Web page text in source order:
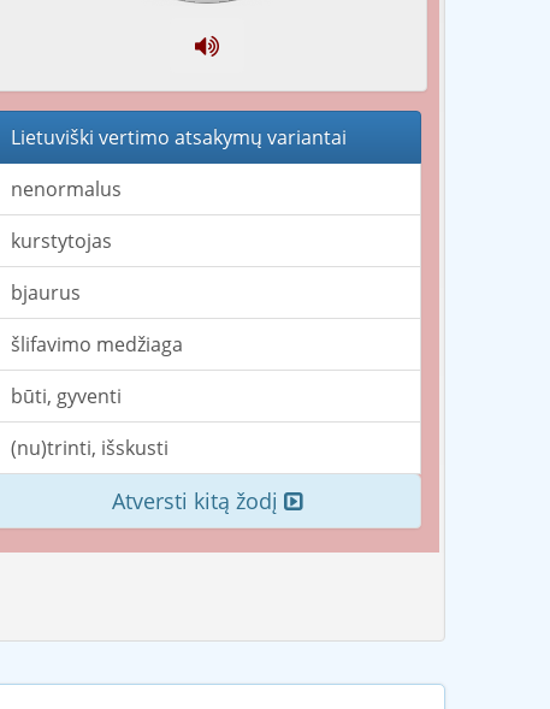
Lietuviški vertimo atsakymų variantai
nenormalus
kurstytojas
bjaurus
šlifavimo medžiaga
būti, gyventi
(nu)trinti, išskusti
Atversti kitą žodį